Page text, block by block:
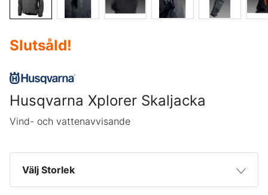
Slutsåld!
Husqvarna Xplorer Skaljacka
Vind- och vattenavvisande
Välj Storlek